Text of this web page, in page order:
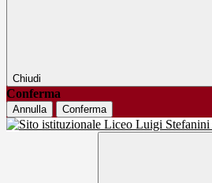
Chiudi
Conferma
Annulla Conferma